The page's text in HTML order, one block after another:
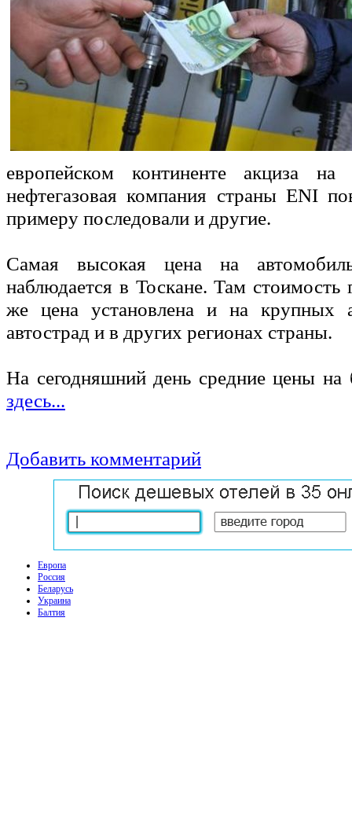
европейском континенте акциза
нефтегазовая компания страны ENI
примеру последовали и другие.
Самая высокая цена на
наблюдается в Тоскане. Там стоимость
же цена установлена и на крупных
автострад и в других регионах страны.
На сегодняшний день средние цены
здесь...
Добавить комментарий
Европа
Россия
Беларусь
Украина
Балтия